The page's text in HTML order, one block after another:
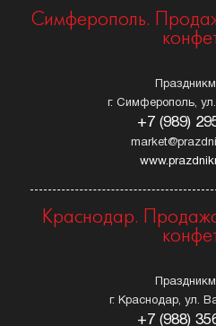
Симферополь.
г. Симферополь,
+7 (989)
Краснодар.
г. Краснодар, ул.
+7 (988)